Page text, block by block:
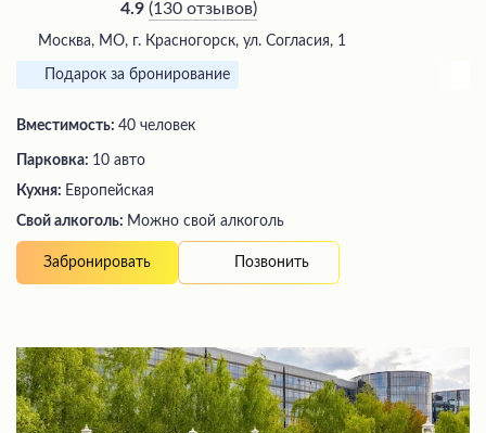
4.9 (130 отзывов)
Москва, МО, г. Красногорск, ул. Согласия, 1
Подарок за бронирование
Вместимость: 40 человек
Парковка: 10 авто
Кухня: Европейская
Свой алкоголь: Можно свой алкоголь
Забронировать Позвонить